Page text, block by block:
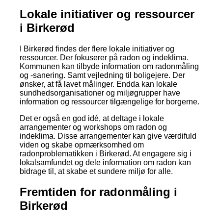
Lokale initiativer og ressourcer
i Birkerød
I Birkerød findes der flere lokale initiativer og
ressourcer. Der fokuserer på radon og indeklima.
Kommunen kan tilbyde information om radonmåling
og -sanering. Samt vejledning til boligejere. Der
ønsker, at få lavet målinger. Endda kan lokale
sundhedsorganisationer og miljøgrupper have
information og ressourcer tilgængelige for borgerne.
Det er også en god idé, at deltage i lokale
arrangementer og workshops om radon og
indeklima. Disse arrangementer kan give værdifuld
viden og skabe opmærksomhed om
radonproblematikken i Birkerød. At engagere sig i
lokalsamfundet og dele information om radon kan
bidrage til, at skabe et sundere miljø for alle.
Fremtiden for radonmåling i
Birkerød